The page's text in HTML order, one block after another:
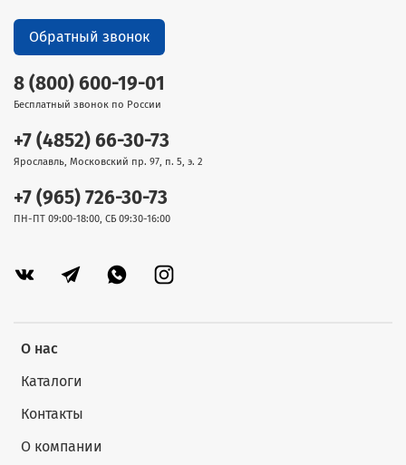
О нас
Каталоги
Контакты
О компании
8 (800) 600-19-01
Бесплатный звонок по России
+7 (4852) 66-30-73
Ярославль, Московский пр. 97, п. 5, э. 2
+7 (965) 726-30-73
ПН-ПТ 09:00-18:00, СБ 09:30-16:00
Обратный звонок